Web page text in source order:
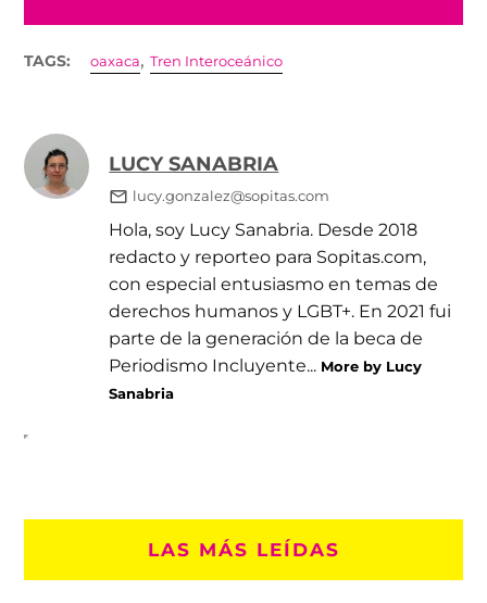
TAGS: oaxaca,Tren Interoceánico
LUCY SANABRIA
lucy.gonzalez@sopitas.com
Hola, soy Lucy Sanabria. Desde 2018
redacto y reporteo para Sopitas.com,
con especial entusiasmo en temas de
derechos humanos y LGBT+. En 2021 fui
parte de la generación de la beca de
Periodismo Incluyente... More by Lucy
Sanabria
LAS MÁS LEÍDAS